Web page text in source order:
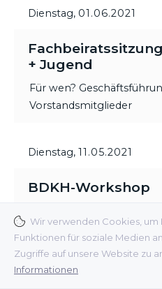
Wir verwenden Cookies, um
Funktionen für soziale Medien
Zugriffe auf unsere Website zu
Informationen
Dienstag, 01.06.2021
+ Jugend
Für wen?
Vorstandsmitglieder
Dienstag, 11.05.2021
BDKH-Workshop
Vorträge von Patrick
Experte), Ulrica Griffiths
Dr. Stefano Armandi